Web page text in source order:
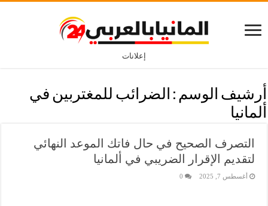
إعلانات
أرشيف الوسم : الضرائب للمغتربين في
ألمانيا
التصرف الصحيح في حال فاتك الموعد النهائي
لتقديم الإقرار الضريبي في ألمانيا
أغسطس 7, 2025 0